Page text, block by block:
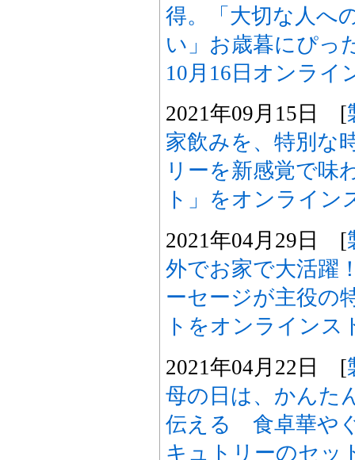
得。「大切な人へ
い」お歳暮にぴっ
10月16日オンライ
2021年09月15日 [
家飲みを、特別な
リーを新感覚で味
ト」をオンライン
2021年04月29日 [
外でお家で大活躍
ーセージが主役の
トをオンラインス
2021年04月22日 [
母の日は、かんた
伝える 食卓華や
キュトリーのセッ